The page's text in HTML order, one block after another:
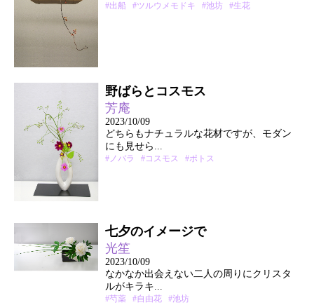
#出船 #ツルウメモドキ #池坊 #生花
野ばらとコスモス
芳庵
2023/10/09
どちらもナチュラルな花材ですが、モダン
にも見せら...
#ノバラ #コスモス #ポトス
七夕のイメージで
光笙
2023/10/09
なかなか出会えない二人の周りにクリスタ
ルがキラキ...
#芍薬 #自由花 #池坊